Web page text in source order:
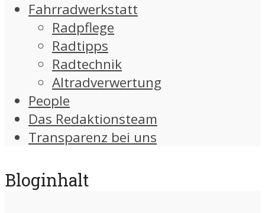
Fahrradwerkstatt
Radpflege
Radtipps
Radtechnik
Altradverwertung
People
Das Redaktionsteam
Transparenz bei uns
Bloginhalt